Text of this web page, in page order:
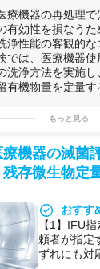
たウォッシ
ー（WD）
【3】EN規
た消毒評価
【4】IFU指
者指定の消
【5】関連
／
準拠）、医
（ISO／
◆用途例
器具・内視
事申請に
取得
【2】新規
れる
【2】IFU記
頼者独自の
にも対応。
価できる
【3】残留
物量の定量
【4】試験
ル数の設計
【5】洗浄
毒・滅菌評
◆受託可能
【1】
拠した医療
【2】IFU（
療機器の再処理
有効性を損なう
浄性能の客観的
では、医療機器
洗浄方法を実施
有機物量を定量す
もっと見る
療機器の滅菌
存微生物定
おすす
【1】IFU
頼者が指定
ずれにも対